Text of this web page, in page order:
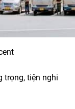
trọng, tiện nghi